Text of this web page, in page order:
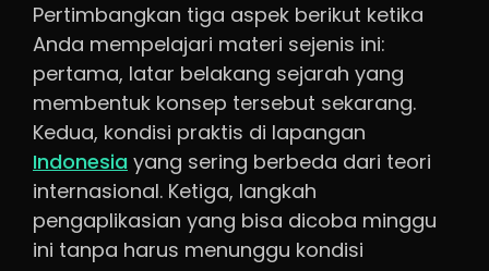
Pertimbangkan tiga aspek berikut ketika
Anda mempelajari materi sejenis ini:
pertama, latar belakang sejarah yang
membentuk konsep tersebut sekarang.
Kedua, kondisi praktis di lapangan
Indonesia yang sering berbeda dari teori
internasional. Ketiga, langkah
pengaplikasian yang bisa dicoba minggu
ini tanpa harus menunggu kondisi